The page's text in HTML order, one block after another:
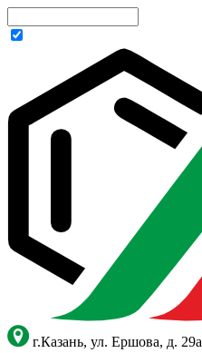
г.Казань, ул. Ершова, д. 29а